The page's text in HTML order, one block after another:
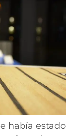
había estado